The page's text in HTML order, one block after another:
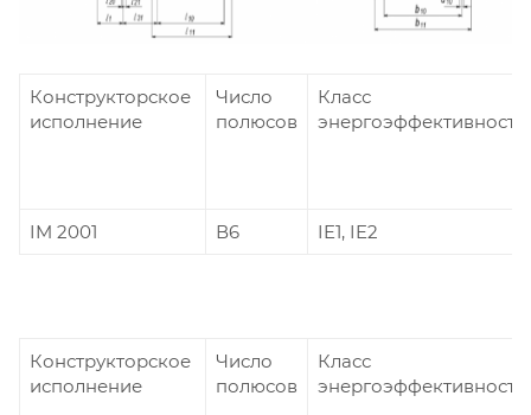
Конструкторское
исполнение
Число
полюсов
Класс
энергоэффективности
IM 2001 В6 IE1, IE2
Конструкторское
исполнение
Число
полюсов
Класс
энергоэффективности